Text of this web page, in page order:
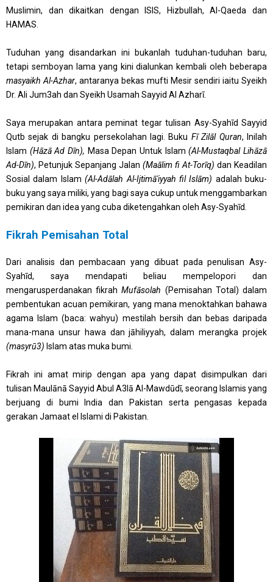
Muslimin, dan dikaitkan dengan ISIS, Hizbullah, Al-Qaeda dan
HAMAS.
Tuduhan yang disandarkan ini bukanlah tuduhan-tuduhan baru,
tetapi semboyan lama yang kini dialunkan kembali oleh beberapa
masyaikh Al-Azhar, antaranya bekas mufti Mesir sendiri iaitu Syeikh
Dr. Ali Jum3ah dan Syeikh Usamah Sayyid Al Azharī.
Saya merupakan antara peminat tegar tulisan Asy-Syahīd Sayyid
Qutb sejak di bangku persekolahan lagi. Buku Fī Zilāl Quran, Inilah
Islam (Hāzā Ad Dīn), Masa Depan Untuk Islam(Al-Mustaqbal Lihāzā
Ad-Dīn), Petunjuk Sepanjang Jalan (Maālim fi At-Torīq) dan Keadilan
Sosial dalam Islam(Al-Adālah Al-Ijtimā'iyyah fil Islām) adalah buku-
buku yang saya miliki, yang bagi saya cukup untuk menggambarkan
pemikiran dan idea yang cuba diketengahkan oleh Asy-Syahīd.
Fikrah Pemisahan Total
Dari analisis dan pembacaan yang dibuat pada penulisan Asy-
Syahīd, saya mendapati beliau mempelopori dan
mengarusperdanakan fikrahMufāsolah (Pemisahan Total) dalam
pembentukan acuan pemikiran, yang mana menoktahkan bahawa
agama Islam (baca: wahyu) mestilah bersih dan bebas daripada
mana-mana unsur hawa dan jāhiliyyah, dalam merangka projek
(masyrū3) Islam atas muka bumi.
Fikrah ini amat mirip dengan apa yang dapat disimpulkan dari
tulisan Maulānā Sayyid Abul A3lā Al-Mawdūdī, seorang Islamis yang
berjuang di bumi India dan Pakistan serta pengasas kepada
gerakan Jamaat el Islami di Pakistan.